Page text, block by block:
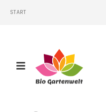
START